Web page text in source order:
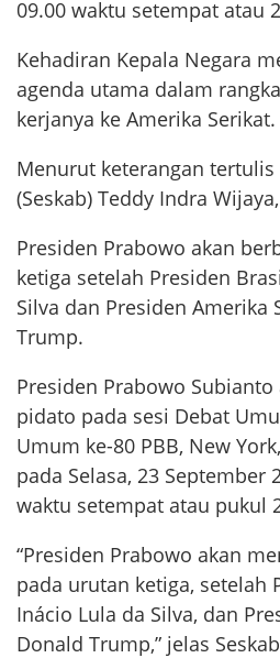
09.00 waktu setempat atau
Kehadiran Kepala Negara
agenda utama dalam
kerjanya ke Amerika Serikat.
Menurut keterangan tertulis
(Seskab) Teddy Indra Wijaya,
Presiden Prabowo akan
ketiga setelah Presiden
Silva dan Presiden Amerika
Trump.
Presiden Prabowo
pidato pada sesi Debat
Umum ke-80 PBB, New
pada Selasa, 23 September
waktu setempat atau pukul
“Presiden Prabowo akan
pada urutan ketiga, setelah
Inácio Lula da Silva, dan
Donald Trump,” jelas